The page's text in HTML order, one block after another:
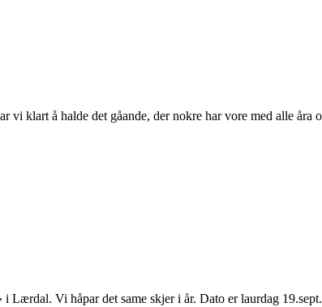
vi klart å halde det gåande, der nokre har vore med alle
Lærdal. Vi håpar det same skjer i år. Dato er laurdag